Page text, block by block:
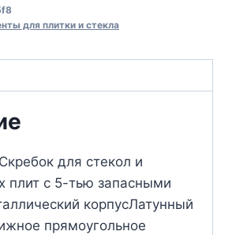
для плитки и стекла
для стекол и
плит с 5-тью запасными
корпусЛатунный
прямоугольное